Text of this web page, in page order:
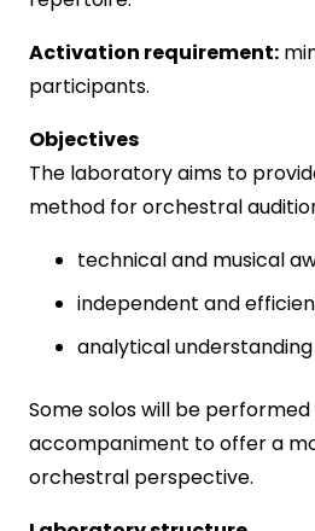
Activation requirement:
participants.
Objectives
The laboratory aims to
method for orchestral
technical and musical
independent and
analytical
Some solos will be
accompaniment to offer a
orchestral perspective.